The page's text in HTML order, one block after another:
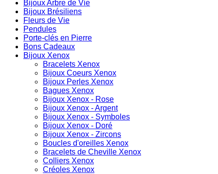
Bijoux Arbre de Vie
Bijoux Brésiliens
Fleurs de Vie
Pendules
Porte-clés en Pierre
Bons Cadeaux
Bijoux Xenox
Bracelets Xenox
Bijoux Coeurs Xenox
Bijoux Perles Xenox
Bagues Xenox
Bijoux Xenox - Rose
Bijoux Xenox - Argent
Bijoux Xenox - Symboles
Bijoux Xenox - Doré
Bijoux Xenox - Zircons
Boucles d'oreilles Xenox
Bracelets de Cheville Xenox
Colliers Xenox
Créoles Xenox